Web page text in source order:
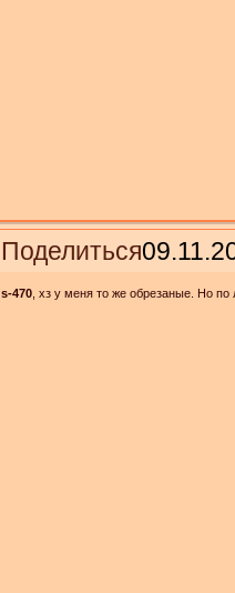
Поделиться
s-470 , хз у меня то же обрезаные. Но по